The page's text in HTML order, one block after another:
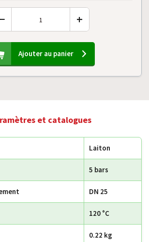
− +
Ajouter au panier
et catalogues
Laiton
5 bars
DN 25
120 °C
0.22 kg